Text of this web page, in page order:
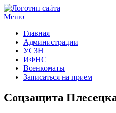
Меню
Главная
Администрации
УСЗН
ИФНС
Военкоматы
Записаться на прием
Соцзащита